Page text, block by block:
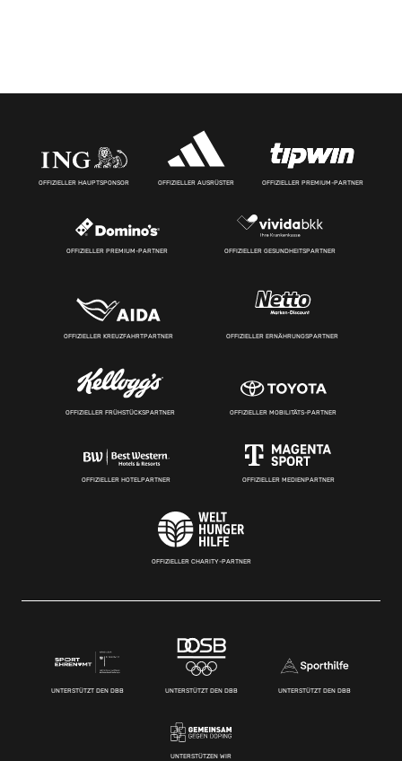
OFFIZIELLER HAUPTSPONSOR OFFIZIELLER AUSRÜSTER OFFIZIELLER PREMIUM-PARTNER
OFFIZIELLER PREMIUM-PARTNER OFFIZIELLER GESUNDHEITSPARTNER
OFFIZIELLER KREUZFAHRTPARTNER OFFIZIELLER ERNÄHRUNGSPARTNER
OFFIZIELLER FRÜHSTÜCKSPARTNER OFFIZIELLER MOBILITÄTS-PARTNER
OFFIZIELLER HOTELPARTNER OFFIZIELLER MEDIENPARTNER
OFFIZIELLER CHARITY-PARTNER
UNTERSTÜTZT DEN DBB UNTERSTÜTZT DEN DBB UNTERSTÜTZT DEN DBB
UNTERSTÜTZEN WIR